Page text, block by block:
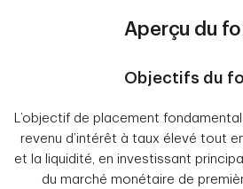
Aperçu du
Objectifs du
L’objectif de placement
revenu d’intérêt à taux élevé tout
et la liquidité, en investissant
du marché monétaire de